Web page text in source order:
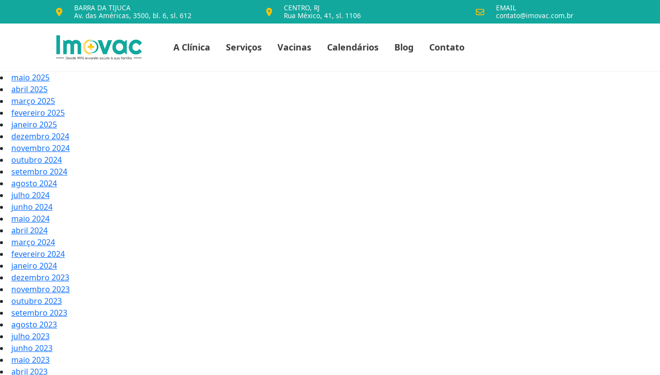
BARRA DA TIJUCA
Av. das Américas, 3500, bl. 6, sl. 612
CENTRO, RJ
Rua México, 41, sl. 1106
EMAIL
contato@imovac.com.br
Voltar para o início
A Clínica Serviços Vacinas Calendários Blog Contato
maio 2025
abril 2025
março 2025
fevereiro 2025
janeiro 2025
dezembro 2024
novembro 2024
outubro 2024
setembro 2024
agosto 2024
julho 2024
junho 2024
maio 2024
abril 2024
março 2024
fevereiro 2024
janeiro 2024
dezembro 2023
novembro 2023
outubro 2023
setembro 2023
agosto 2023
julho 2023
junho 2023
maio 2023
abril 2023